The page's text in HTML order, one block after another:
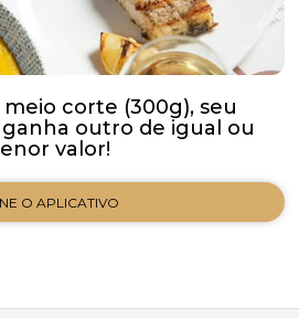
corte (300g), seu
outro de igual ou
valor!
O APLICATIVO